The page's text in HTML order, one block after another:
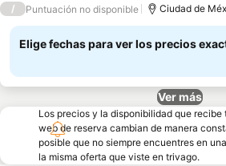
/ Puntuación no disponible
Elige fechas para ver los precios
Ver más
Los precios y la disponibilidad que
web de reserva cambian de manera
posible que no siempre encuentres en
la misma oferta que viste en trivago.